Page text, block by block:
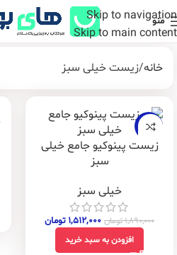
Skip to navigation
Skip to main content
منو
خانه زیست خیلی سبز
-20%
زیست پینوکیو جامع خیلی
سبز
خیلی سبز
۱,۸۹۰,۰۰۰تومان ۱,۵۱۲,۰۰۰ تومان
افزودن به سبد خرید